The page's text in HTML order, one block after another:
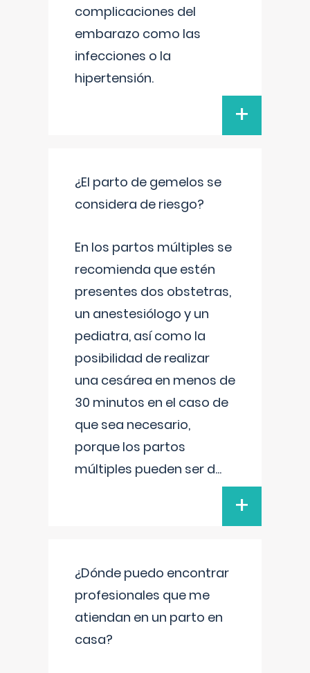
complicaciones del
embarazo como las
infecciones o la
hipertensión.
+
¿El parto de gemelos se
considera de riesgo?
En los partos múltiples se
recomienda que estén
presentes dos obstetras,
un anestesiólogo y un
pediatra, así como la
posibilidad de realizar
una cesárea en menos de
30 minutos en el caso de
que sea necesario,
porque los partos
múltiples pueden ser d...
+
¿Dónde puedo encontrar
profesionales que me
atiendan en un parto en
casa?